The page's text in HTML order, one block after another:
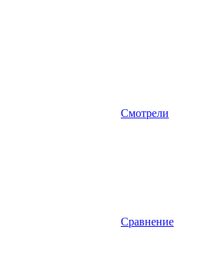
Смотрели
Сравнение